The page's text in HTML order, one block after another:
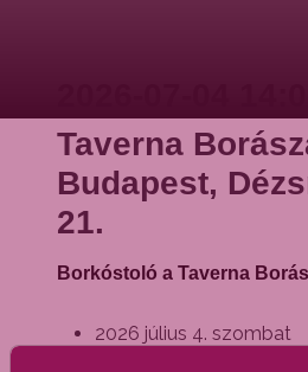
Taverna
Budapest,
21.
Borkóstoló a Taverna
2026 július 4. szombat